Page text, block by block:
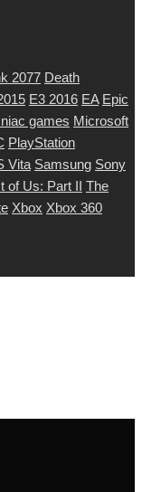
2077 Death
E3 2016 EA Epic
games Microsoft
PlayStation
Vita Samsung Sony
of Us: Part II The
Xbox Xbox 360